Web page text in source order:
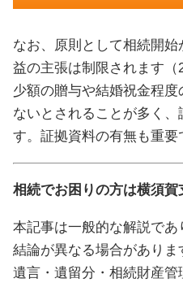
なお、原則として相続開
益の主張は制限されます（
少額の贈与や結婚祝金程
ないとされることが多く
す。証拠資料の有無も重要
相続でお困りの方は横須
本記事は一般的な解説であ
結論が異なる場合がありま
遺言・遺留分・相続財産